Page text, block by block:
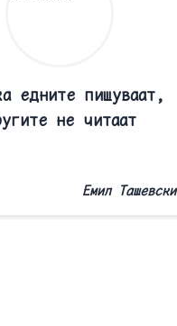
едните пишуваат,
не читаат
Емил Ташевски